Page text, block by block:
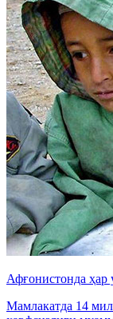
Афғонистонда ҳар
Мамлакатда 14